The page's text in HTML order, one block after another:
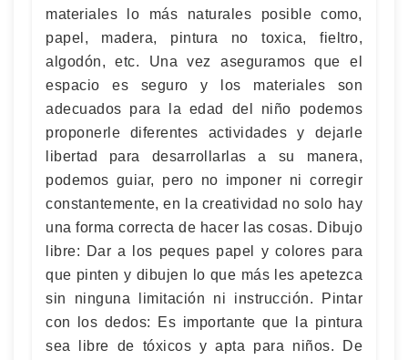
materiales lo más naturales posible como,
papel, madera, pintura no toxica, fieltro,
algodón, etc. Una vez aseguramos que el
espacio es seguro y los materiales son
adecuados para la edad del niño podemos
proponerle diferentes actividades y dejarle
libertad para desarrollarlas a su manera,
podemos guiar, pero no imponer ni corregir
constantemente, en la creatividad no solo hay
una forma correcta de hacer las cosas. Dibujo
libre: Dar a los peques papel y colores para
que pinten y dibujen lo que más les apetezca
sin ninguna limitación ni instrucción. Pintar
con los dedos: Es importante que la pintura
sea libre de tóxicos y apta para niños. De